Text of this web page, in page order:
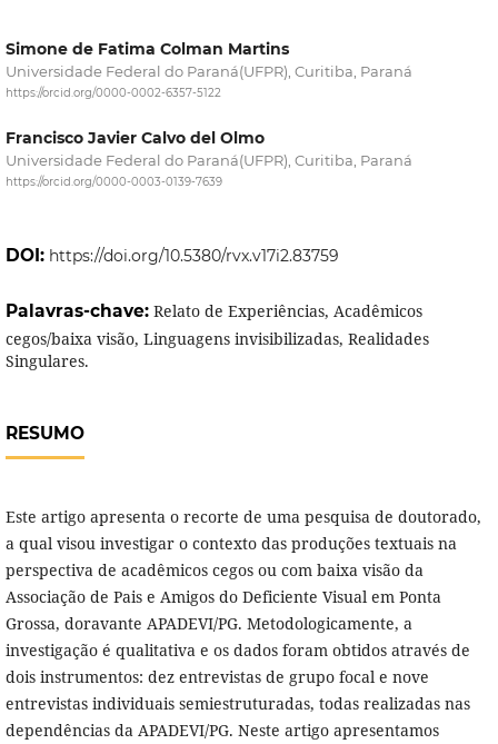
Simone de Fatima Colman Martins
Universidade Federal do Paraná(UFPR), Curitiba, Paraná
https://orcid.org/0000-0002-6357-5122
Francisco Javier Calvo del Olmo
Universidade Federal do Paraná(UFPR), Curitiba, Paraná
https://orcid.org/0000-0003-0139-7639
DOI: https://doi.org/10.5380/rvx.v17i2.83759
Palavras-chave: Relato de Experiências, Acadêmicos
cegos/baixa visão, Linguagens invisibilizadas, Realidades
Singulares.
RESUMO
Este artigo apresenta o recorte de uma pesquisa de doutorado,
a qual visou investigar o contexto das produções textuais na
perspectiva de acadêmicos cegos ou com baixa visão da
Associação de Pais e Amigos do Deficiente Visual em Ponta
Grossa, doravante APADEVI/PG. Metodologicamente, a
investigação é qualitativa e os dados foram obtidos através de
dois instrumentos: dez entrevistas de grupo focal e nove
entrevistas individuais semiestruturadas, todas realizadas nas
dependências da APADEVI/PG. Neste artigo apresentamos